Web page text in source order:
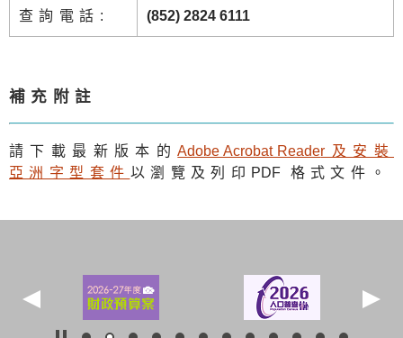
查詢電話: (852) 2824 6111
補充附註
請下載最新版本的Adobe Acrobat Reader及安裝
亞洲字型套件 以瀏覽及列印 PDF 格式文件。